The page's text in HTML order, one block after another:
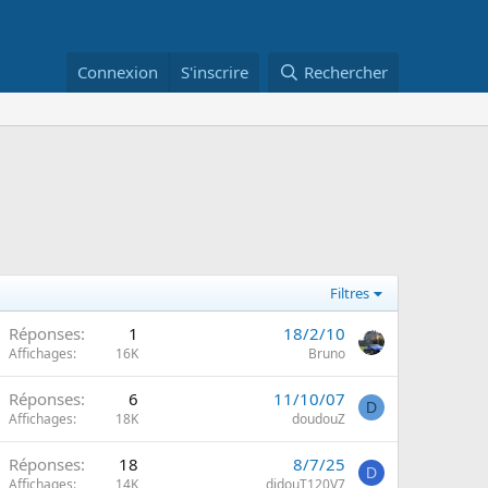
Connexion S'inscrire Rechercher
Filtres
Réponses 1
Affichages 16K
18/2/10
Bruno
Réponses 6
Affichages 18K
11/10/07
doudouZ
D
Réponses 18
Affichages 14K
8/7/25
didouT120V7
D